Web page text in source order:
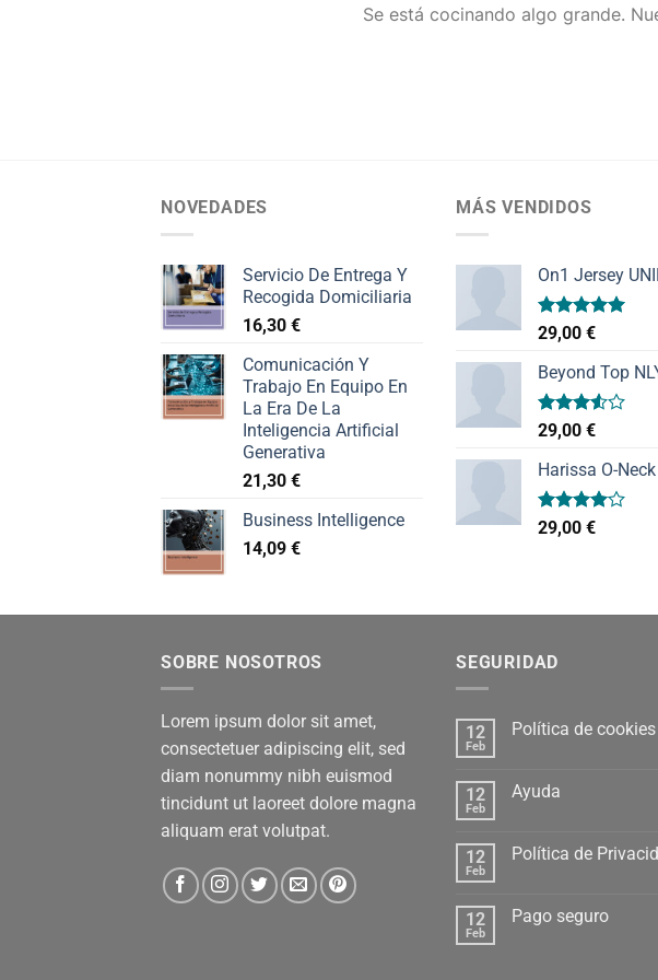
Se está cocinando algo grande.
NOVEDADES
Servicio De Entrega Y
Recogida Domiciliaria
16,30 €
Comunicación Y
Trabajo En Equipo En
La Era De La
Inteligencia Artificial
Generativa
21,30 €
Business Intelligence
14,09 €
MÁS VENDIDOS
On1 Jersey
Valorado
con
de 5
29,00 €
Beyond Top
Valorado
con
3.50de
5
29,00 €
Harissa O-
Valorado
con
29,00 €
SOBRE NOSOTROS
Lorem ipsum dolor sit amet,
consectetuer adipiscing elit, sed
diam nonummy nibh euismod
tincidunt ut laoreet dolore magna
aliquam erat volutpat.
SEGURIDAD
12
Feb
Política de cookies
12
Feb
Ayuda
12
Feb
Política de
12
Feb
Pago seguro